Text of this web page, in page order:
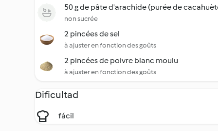
50 g de pâte d'arachide (purée de
non sucrée
2 pincées de sel
à ajuster en fonction des goûts
2 pincées de poivre blanc moulu
à ajuster en fonction des goûts
Dificultad
fácil